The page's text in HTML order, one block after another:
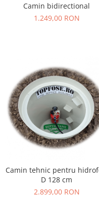
Camin bidirectional
1.249,00 RON
Camin tehnic pentru
D 128 cm
2.899,00 RON